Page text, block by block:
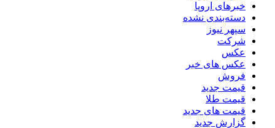
خبرهای اروپا
دسته‌بندی نشده
سپهر نیوز
شرکت
عکس
عکس های خبر
فروش
قیمت جدید
قیمت طلا
قیمت های جدید
گزارش جدید